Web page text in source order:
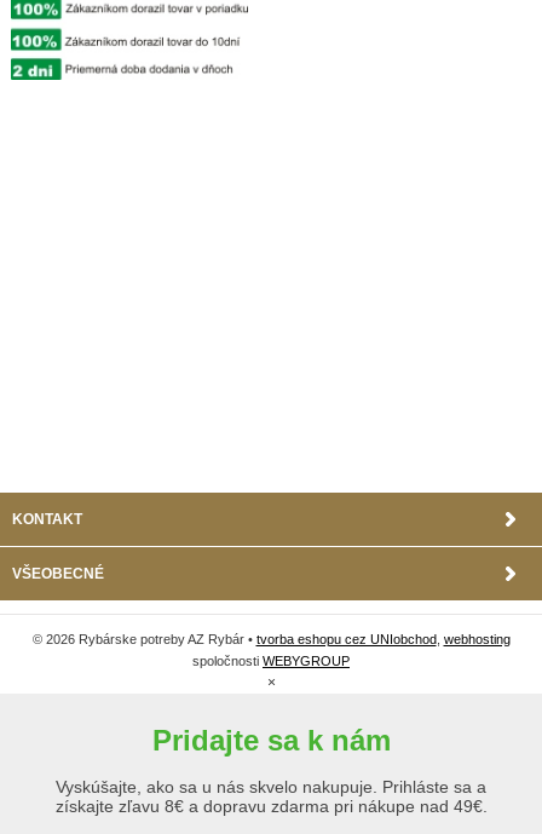
KONTAKT
VŠEOBECNÉ
© 2026 Rybárske potreby AZ Rybár • tvorba eshopu cez UNIobchod webhosting
spoločnosti WEBYGROUP
×
Pridajte sa k nám
Vyskúšajte, ako sa u nás skvelo nakupuje. Prihláste sa a
získajte zľavu 8€ a dopravu zdarma pri nákupe nad 49€.